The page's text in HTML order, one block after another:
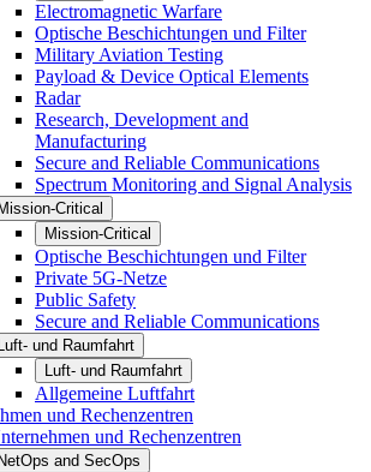
Electromagnetic Warfare
Optische Beschichtungen und Filter
Military Aviation Testing
Payload & Device Optical Elements
Radar
Research, Development and
Manufacturing
Secure and Reliable Communications
Spectrum Monitoring and Signal Analysis
Mission-Critical
Mission-Critical
Optische Beschichtungen und Filter
Private 5G-Netze
Public Safety
Secure and Reliable Communications
Luft- und Raumfahrt
Luft- und Raumfahrt
Allgemeine Luftfahrt
und Rechenzentren
und Rechenzentren
NetOps and SecOps